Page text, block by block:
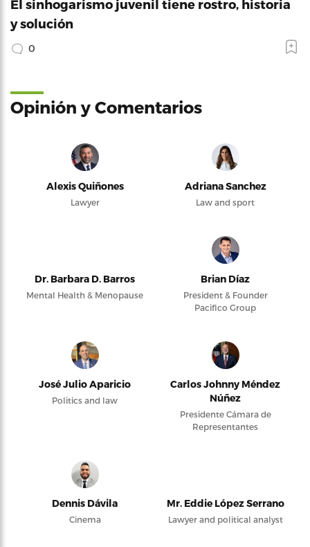
El sinhogarismo juvenil tiene rostro, historia
y solución
0
Opinión y Comentarios
Alexis Quiñones
Lawyer
Adriana Sanchez
Law and sport
Dr. Barbara D. Barros
Mental Health & Menopause
Brian Díaz
President & Founder
Pacifico Group
José Julio Aparicio
Politics and law
Carlos Johnny Méndez
Núñez
Presidente Cámara de
Representantes
Dennis Dávila
Cinema
Mr. Eddie López Serrano
Lawyer and political analyst